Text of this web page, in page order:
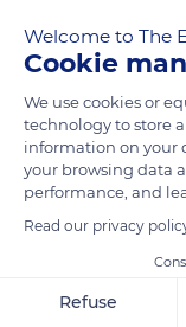
s8tvsocial
Welcome to The
Cookie
We use cookies or
technology to store
information on your
your browsing data
performance, and
Read our privacy
Refuse